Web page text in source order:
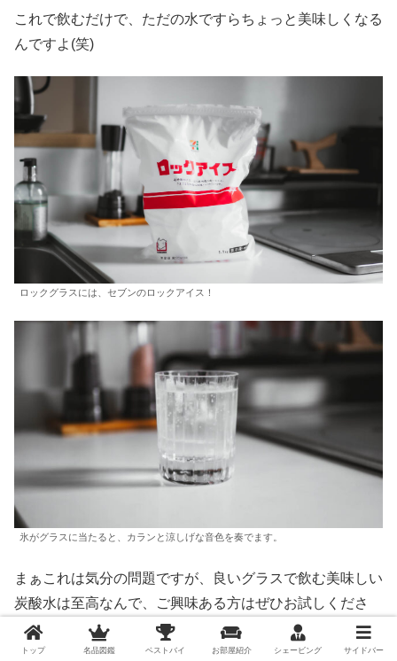
これで飲むだけで、ただの水ですらちょっと美味しくなる
んですよ(笑)
ロックグラスには、セブンのロックアイス！
氷がグラスに当たると、カランと涼しげな音色を奏でます。
まぁこれは気分の問題ですが、良いグラスで飲む美味しい
炭酸水は至高なんで、ご興味ある方はぜひお試しくださ
い。
トップ 名品図鑑 ベストバイ お部屋紹介 シェービング サイドバー